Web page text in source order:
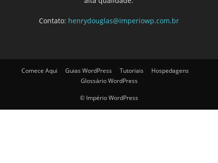
Contato: henrydouglas@imperiowp.com.br
Comece Aqui Guias WordPress Tutoriais
Hospedagens
Glossário WordPress
© Império WordPress